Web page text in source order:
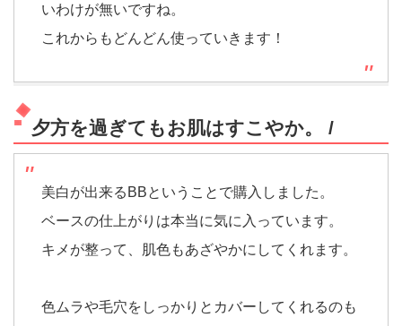
いわけが無いですね。
これからもどんどん使っていきます！
夕方を過ぎてもお肌はすこやか。 /
美白が出来るBBということで購入しました。
ベースの仕上がりは本当に気に入っています。
キメが整って、肌色もあざやかにしてくれます。
色ムラや毛穴をしっかりとカバーしてくれるのも